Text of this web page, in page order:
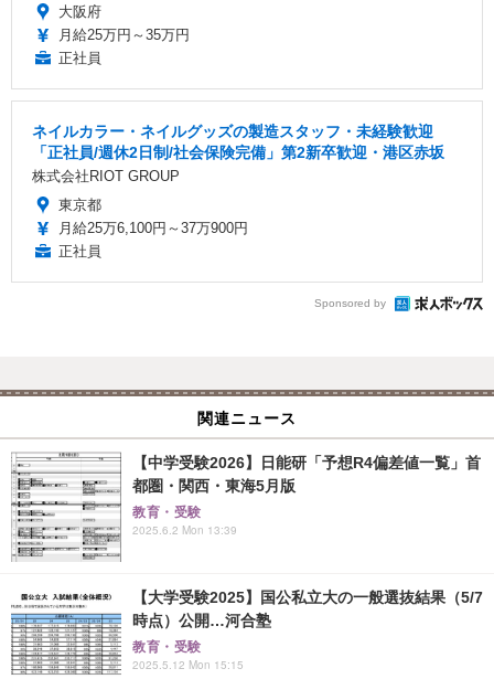
大阪府
月給25万円～35万円
正社員
ネイルカラー・ネイルグッズの製造スタッフ・未経験歓迎
「正社員/週休2日制/社会保険完備」第2新卒歓迎・港区赤坂
株式会社RIOT GROUP
東京都
月給25万6,100円～37万900円
正社員
Sponsored by
関連ニュース
【中学受験2026】日能研「予想R4偏差値一覧」首
都圏・関西・東海5月版
教育・受験
2025.6.2 Mon 13:39
【大学受験2025】国公私立大の一般選抜結果（5/7
時点）公開…河合塾
教育・受験
2025.5.12 Mon 15:15